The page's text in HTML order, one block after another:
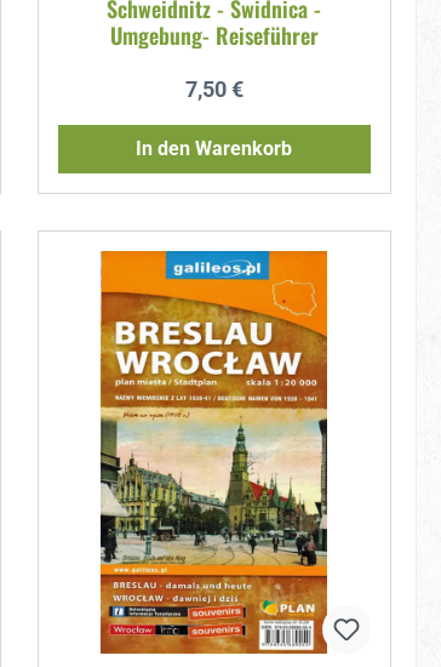
Schweidnitz - Świdnica -
Umgebung- Reiseführer
Regulärer Preis:
7,50 €
In den Warenkorb